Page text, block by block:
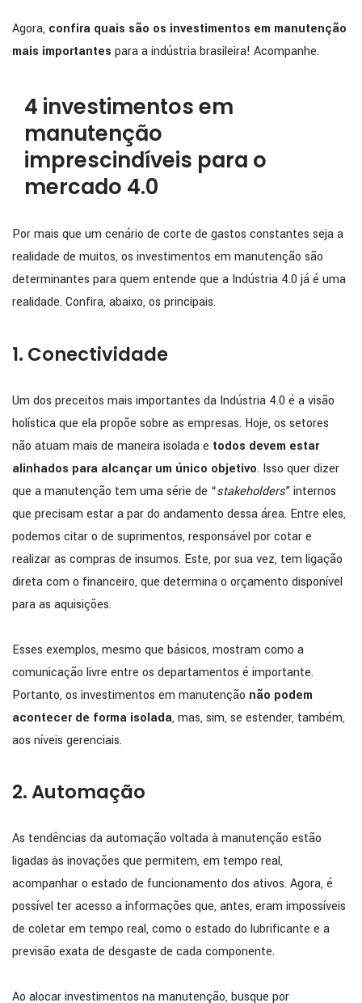
Agora, confira quais são os investimentos em manutenção
mais importantes para a indústria brasileira! Acompanhe.
4 investimentos em
manutenção
imprescindíveis para o
mercado 4.0
Por mais que um cenário de corte de gastos constantes seja a
realidade de muitos, os investimentos em manutenção são
determinantes para quem entende que a Indústria 4.0 já é uma
realidade. Confira, abaixo, os principais.
1. Conectividade
Um dos preceitos mais importantes da Indústria 4.0 é a visão
holística que ela propõe sobre as empresas. Hoje, os setores
não atuam mais de maneira isolada e todos devem estar
alinhados para alcançar um único objetivo. Isso quer dizer
que a manutenção tem uma série de “stakeholders” internos
que precisam estar a par do andamento dessa área. Entre eles,
podemos citar o de suprimentos, responsável por cotar e
realizar as compras de insumos. Este, por sua vez, tem ligação
direta com o financeiro, que determina o orçamento disponível
para as aquisições.
Esses exemplos, mesmo que básicos, mostram como a
comunicação livre entre os departamentos é importante.
Portanto, os investimentos em manutenção não podem
acontecer de forma isolada, mas, sim, se estender, também,
aos níveis gerenciais.
2. Automação
As tendências da automação voltada à manutenção estão
ligadas às inovações que permitem, em tempo real,
acompanhar o estado de funcionamento dos ativos. Agora, é
possível ter acesso a informações que, antes, eram impossíveis
de coletar em tempo real, como o estado do lubrificante e a
previsão exata de desgaste de cada componente.
Ao alocar investimentos na manutenção, busque por